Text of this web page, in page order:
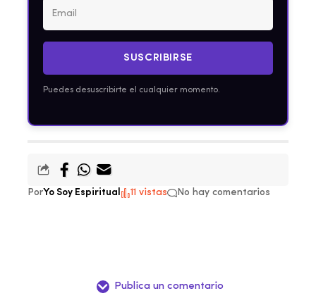
SUSCRIBIRSE
Puedes desuscribirte el cualquier momento.
PorYo Soy Espiritual 11 vistas No hay comentarios
Publica un comentario